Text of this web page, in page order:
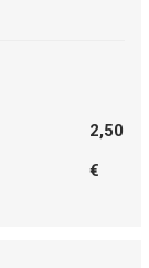
2,50
€